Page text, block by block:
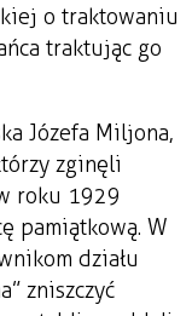
o traktowaniu
traktując go
Józefa Miljona,
zginęli
roku 1929
pamiątkową. W
działu
zniszczyć